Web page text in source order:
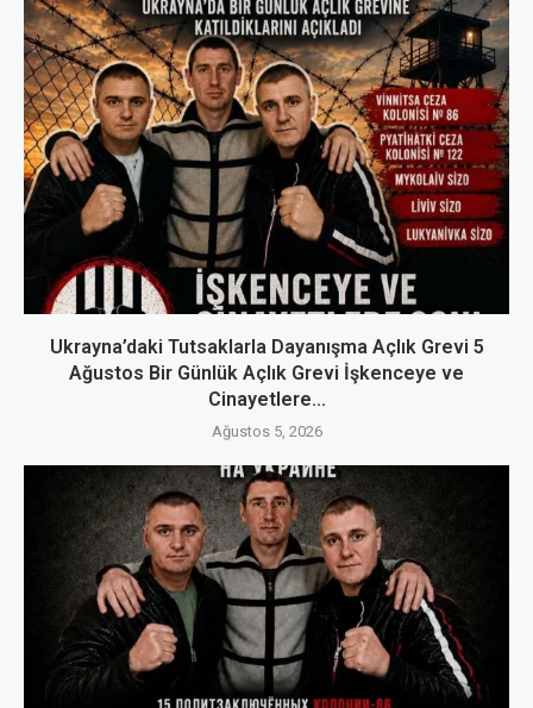
Ukrayna’daki Tutsaklarla Dayanışma Açlık Grevi 5
Ağustos Bir Günlük Açlık Grevi İşkenceye ve
Cinayetlere...
Ağustos 5, 2026